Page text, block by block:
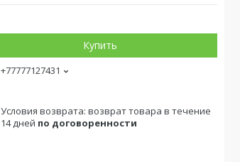
Купить
+77777127431
возврат товара в течение
14 дней по договоренности